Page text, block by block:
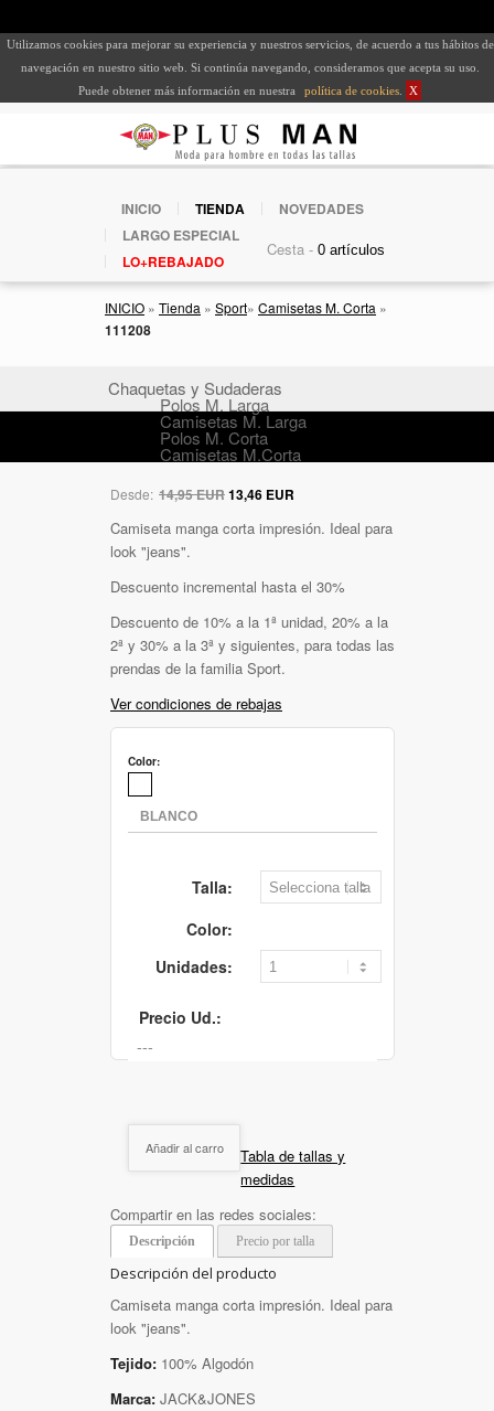
Utilizamos cookies para mejorar su experiencia y nuestros servicios, de acuerdo a tus hábitos de
navegación en nuestro sitio web. Si continúa navegando, consideramos que acepta su uso.
Puede obtener más información en nuestra
política de cookies X
INICIO TIENDA
NOVEDADES
LARGO ESPECIAL
LO+REBAJADO
Cesta -
INICIO » Tienda » Sport» Camisetas M. Corta »
111208
Chaquetas y Sudaderas
Polos M. Larga
Camisetas M. Larga
Polos M. Corta
Camisetas M.Corta
Desde: 14,95 EUR13,46 EUR
Camiseta manga corta impresión. Ideal para
look "jeans".
Descuento incremental hasta el 30%
Descuento de 10% a la 1ª unidad, 20% a la
2ª y 30% a la 3ª y siguientes, para todas las
prendas de la familia Sport.
Ver condiciones de rebajas
Color:
Talla:
Color:
Unidades:
Precio Ud.:
Añadir al carro
Tabla de tallas y
medidas
Compartir en las redes sociales:
Descripción Precio por talla
Descripción del producto
Camiseta manga corta impresión. Ideal para
look "jeans".
Tejido: 100% Algodón
Marca: JACK&JONES